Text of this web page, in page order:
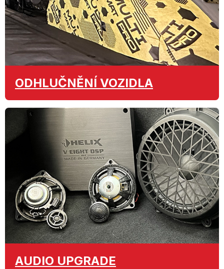
ODHLUČNĚNÍ VOZIDLA
AUDIO UPGRADE